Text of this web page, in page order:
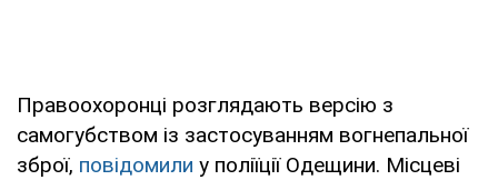
Правоохоронці розглядають версію з
самогубством із застосуванням вогнепальної
зброї, повідомили у поліїції Одещини. Місцеві